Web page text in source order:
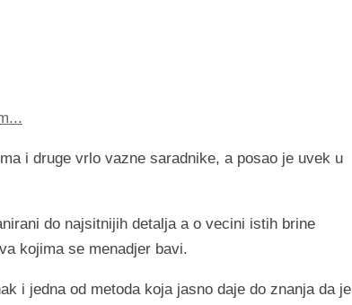
i druge vrlo vazne saradnike, a posao je uvek u
do najsitnijih detalja a o vecini istih brine
kojima se menadjer bavi.
i jedna od metoda koja jasno daje do znanja da je